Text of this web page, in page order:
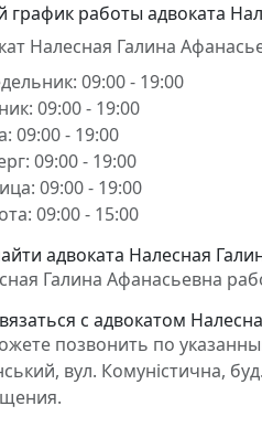
график работы адвоката
Налесная Галина
09:00 - 19:00
09:00 - 19:00
09:00 - 19:00
09:00 - 19:00
09:00 - 19:00
09:00 - 15:00
адвоката Налесная
Галина Афанасьевна
с адвокатом
позвонить по
вул. Комуністична,